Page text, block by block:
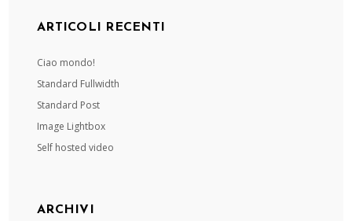
ARTICOLI RECENTI
Ciao mondo!
Standard Fullwidth
Standard Post
Image Lightbox
Self hosted video
ARCHIVI